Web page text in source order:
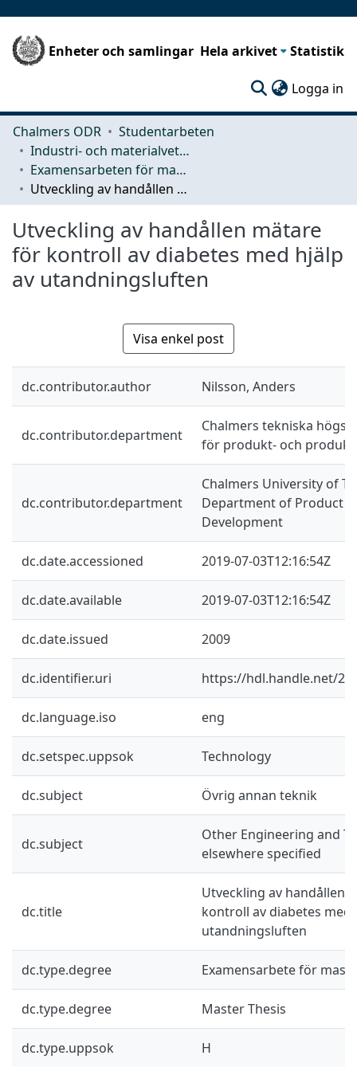
Enheter och samlingar Hela arkivet Statistik
Logga in
Chalmers ODR
Studentarbeten
Industri- och materialvetenskap (IMS)
Examensarbeten för masterexamen
Utveckling av handållen mätare för kontroll av diabetes med hjälp av utandningsluften
Utveckling av handållen mätare
för kontroll av diabetes med hjälp
av utandningsluften
Visa enkel post
dc.contributor.author Nilsson, Anders
dc.contributor.department
Chalmers tekniska
för produkt- och
dc.contributor.department
Chalmers University of
Department of Product
Development
dc.date.accessioned 2019-07-03T12:16:54Z
dc.date.available 2019-07-03T12:16:54Z
dc.date.issued 2009
dc.identifier.uri https://hdl.handle.net/
dc.language.iso eng
dc.setspec.uppsok Technology
dc.subject Övrig annan teknik
dc.subject
Other Engineering and
elsewhere specified
dc.title
Utveckling av handållen
kontroll av diabetes med
utandningsluften
dc.type.degree Examensarbete för
dc.type.degree Master Thesis
dc.type.uppsok H